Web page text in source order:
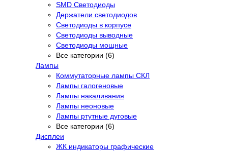
SMD Светодиоды
Держатели светодиодов
Светодиоды в корпусе
Светодиоды выводные
Светодиоды мощные
Все категории (6)
Лампы
Коммутаторные лампы СКЛ
Лампы галогеновые
Лампы накаливания
Лампы неоновые
Лампы ртутные дуговые
Все категории (6)
Дисплеи
ЖК индикаторы графические